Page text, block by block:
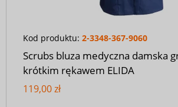
Kod produktu: 2-3348-367-9060
Scrubs bluza medyczna damska
krótkim rękawem ELIDA
119,00 zł